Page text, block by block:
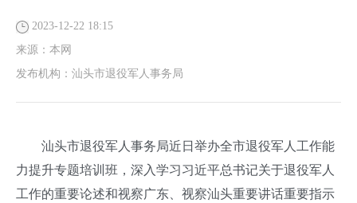
2023-12-22 18:15
来源： 本网
发布机构： 汕头市退役军人事务局
汕头市退役军人事务局近日举办全市退役军人工作能
力提升专题培训班，深入学习习近平总书记关于退役军人
工作的重要论述和视察广东、视察汕头重要讲话重要指示